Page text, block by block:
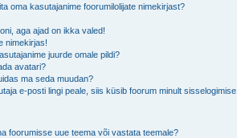
oma kasutajanime foorumilolijate nimekirjast?
aga ajad on ikka valed!
nimekirjas!
juurde omale pildi?
avatari?
ma seda muudan?
e-posti lingi peale, siis küsib foorum minult sisselogimise.
foorumisse uue teema või vastata teemale?